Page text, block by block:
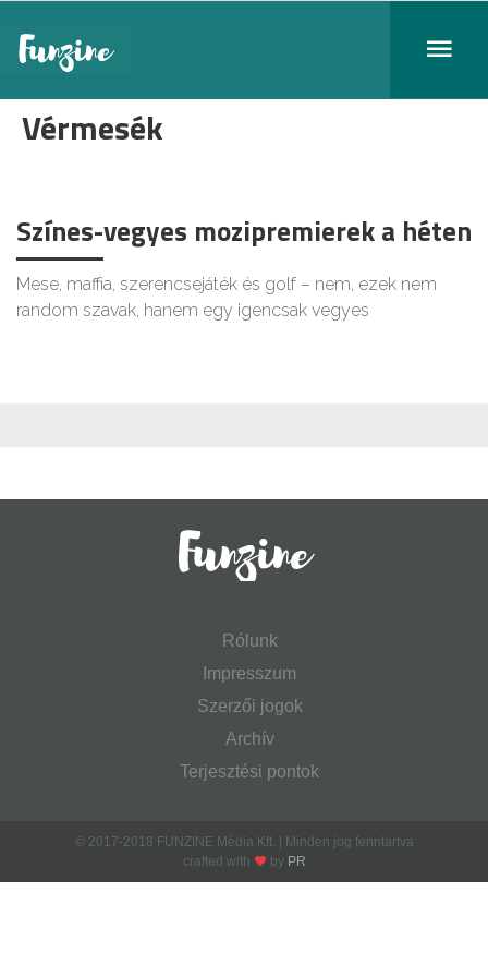
Vérmesék
Színes-vegyes mozipremierek a héten
Mese, maffia, szerencsejáték és golf – nem, ezek nem
random szavak, hanem egy igencsak vegyes
Rólunk
Impresszum
Szerzői jogok
Archív
Terjesztési pontok
© 2017-2018 FUNZINE Média Kft. | Minden jog fenntartva
crafted with
by PR